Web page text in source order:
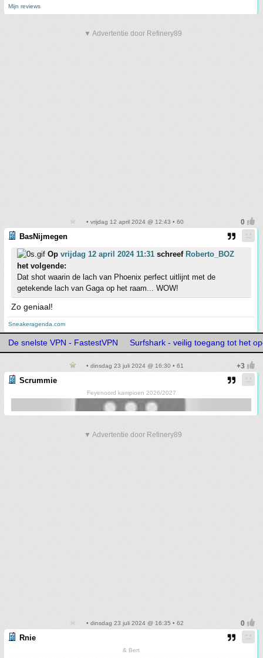
Mijn reviews
▼ Advertentie door Refinery89
• vrijdag 12 april 2024 @ 12:43 • 60
BasNijmegen
Op vrijdag 12 april 2024 11:31 schreef Roberto_BOZ
het volgende:
Dat shot waarin de lach van Phoenix perfect uitlijnt met de
getekende lach van Gaga op het raam... WOW!
Zo geniaal!
Sneakeragenda.com
De snelste VPN - FastestVPN Surfshark - veilig toegang tot het
• dinsdag 23 juli 2024 @ 16:30 • 61
Scrummie
Feyenoord kampioen 2026/2027
▼ Advertentie door Refinery89
• dinsdag 23 juli 2024 @ 16:35 • 62
Rnie
& Bert